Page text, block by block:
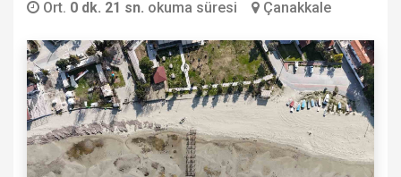
Ort. 0 dk. 21 sn. okuma süresi Çanakkale